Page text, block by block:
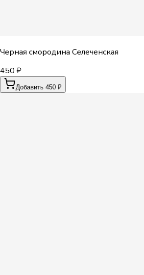
Черная смородина Селеченская
450 ₽
Добавить 450 ₽